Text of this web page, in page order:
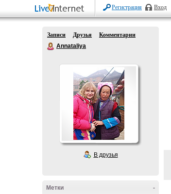
Регистрация Вход
Записи Друзья
Комментарии
Annataliya
В друзья
-
Метки